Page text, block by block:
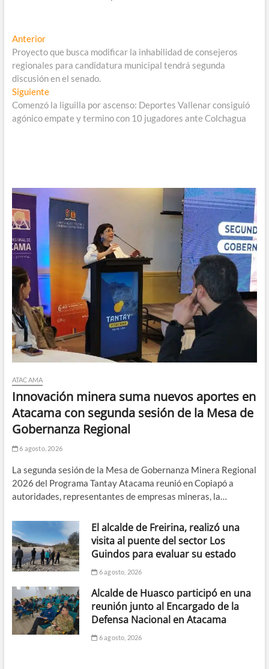
Navegación
de
entradas
AnteriorEntrada
anterior:
Proyecto que busca modificar la inhabilidad de consejeros
regionales para candidatura municipal tendrá segunda
discusión en el senado.
SiguienteEntrada
siguiente:
Comenzó la liguilla por ascenso: Deportes Vallenar consiguió
agónico empate y termino con 10 jugadores ante Colchagua
ATACAMA
Innovación minera suma nuevos aportes en
Atacama con segunda sesión de la Mesa de
Gobernanza Regional
6 agosto, 2026
La segunda sesión de la Mesa de Gobernanza Minera Regional
2026 del Programa Tantay Atacama reunió en Copiapó a
autoridades, representantes de empresas mineras, la…
El alcalde de Freirina, realizó una
visita al puente del sector Los
Guindos para evaluar su estado
6 agosto, 2026
Alcalde de Huasco participó en una
reunión junto al Encargado de la
Defensa Nacional en Atacama
6 agosto, 2026